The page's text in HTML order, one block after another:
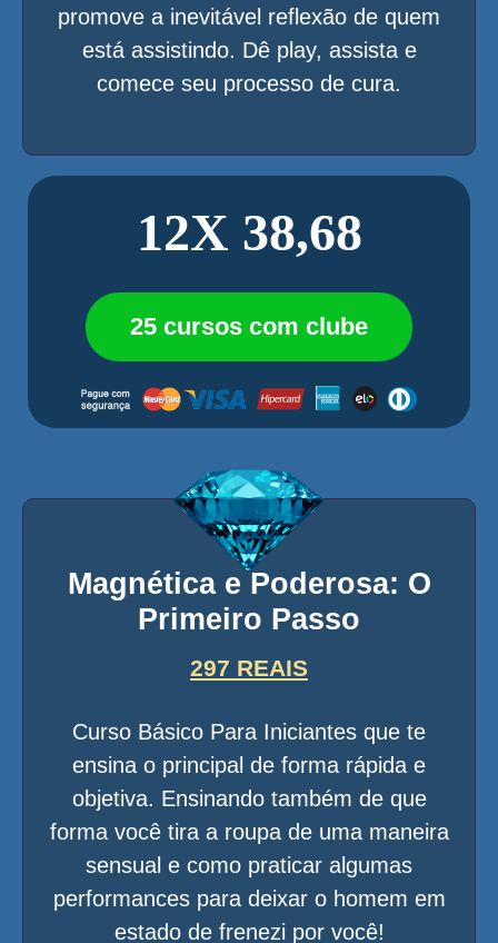
promove a inevitável reflexão de quem
está assistindo. Dê play, assista e
comece seu processo de cura.
12X 38,68
25 cursos com clube
Magnética e Poderosa: O
Primeiro Passo
297 REAIS
Curso Básico Para Iniciantes que te
ensina o principal de forma rápida e
objetiva. Ensinando também de que
forma você tira a roupa de uma maneira
sensual e como praticar algumas
performances para deixar o homem em
estado de frenezi por você!